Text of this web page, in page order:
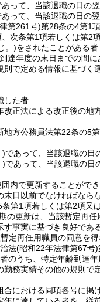
あって、当該退職の日の
あって、当該退職の日の
第261号)第28条の4第1
次条第1項若しくは第2
。)をされたことがある者
年度の末日までの間
で定める情報に基づ
した者
正法による改正後の地
方公務員法第22条の5
)であって、当該退職の日
)であって、当該退職の日
内で更新することができ
日以前でなければならな
第1項若しくは第2項又
の更新は、当該暫定再
事実に基づき良好であ
定再任用職員の同意を得
法(昭和22年法律第67号)
のうち、特定年齢到達
務実績その他の規則
における同項各号に掲